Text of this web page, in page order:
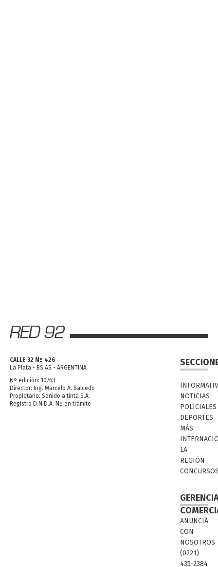
CALLE 32 Nº 426
La Plata - BS AS - ARGENTINA
Nº edición: 10763
Director: Ing. Marcelo A. Balcedo
Propietario: Sonido a tinta S.A.
Registro D.N.D.A. Nº en trámite
NOTICIAS
POLICIALES
DEPORTES
MÁS
LA
REGIÓN
ANUNCIÁ
CON
NOSOTROS
(0221)
435-2384